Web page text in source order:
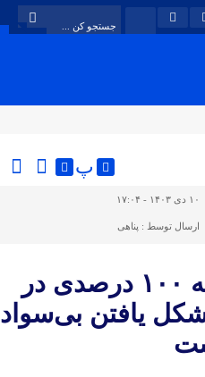
پ
۱۰ دی ۱۴۰۳ - ۱۷:۰۴
ارسال توسط : پناهی
باسوادی نزدیک به ۱۰۰ درصدی در
یافتن بی‌سواد